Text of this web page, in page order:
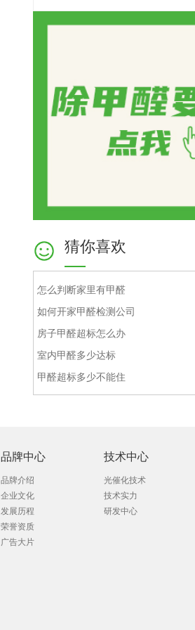
猜你喜欢
怎么判断家里有甲醛
如何开家甲醛检测公司
房子甲醛超标怎么办
室内甲醛多少达标
甲醛超标多少不能住
品牌中心
品牌介绍
企业文化
发展历程
荣誉资质
广告大片
技术中心
光催化技术
技术实力
研发中心